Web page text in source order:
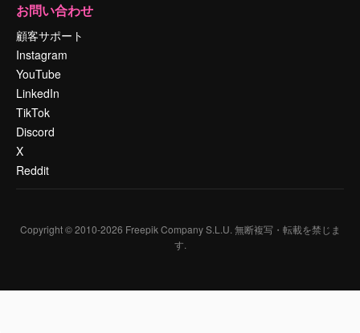
お問い合わせ
顧客サポート
Instagram
YouTube
LinkedIn
TikTok
Discord
X
Reddit
Copyright © 2010-2026 Freepik Company S.L.U. 無断複写・転載を禁じま
す.